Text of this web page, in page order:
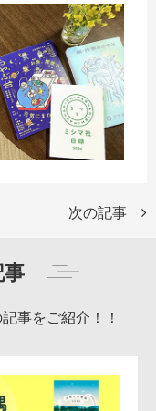
次の記事
事をご紹介！！